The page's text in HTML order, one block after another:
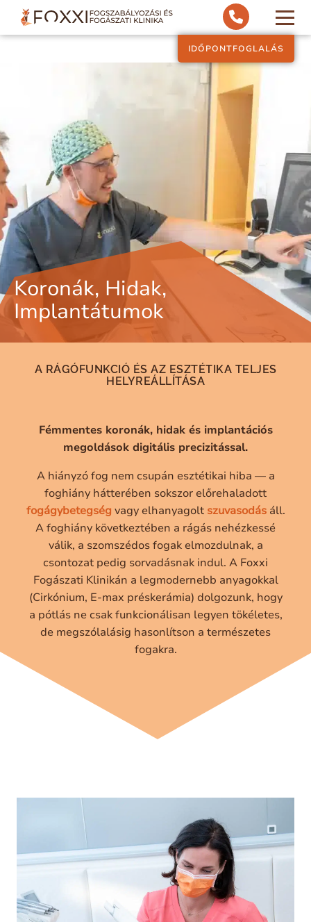
IDŐPONTFOGLALÁS
Koronák, Hidak,
Implantátumok
A RÁGÓFUNKCIÓ ÉS AZ ESZTÉTIKA TELJES
HELYREÁLLÍTÁSA
Fémmentes koronák, hidak és implantációs
megoldások digitális precizitással.
A hiányzó fog nem csupán esztétikai hiba — a
foghiány hátterében sokszor előrehaladott
fogágybetegség vagy elhanyagolt szuvasodásáll.
A foghiány következtében a rágás nehézkessé
válik, a szomszédos fogak elmozdulnak, a
csontozat pedig sorvadásnak indul. A Foxxi
Fogászati Klinikán a legmodernebb anyagokkal
(Cirkónium, E-max préskerámia) dolgozunk, hogy
a pótlás ne csak funkcionálisan legyen tökéletes,
de megszólalásig hasonlítson a természetes
fogakra.